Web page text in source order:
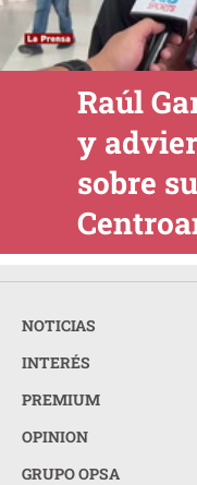
Raúl
y
sobre
NOTICIAS
INTERÉS
PREMIUM
OPINION
GRUPO OPSA